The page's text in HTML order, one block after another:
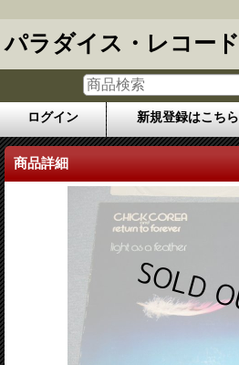
パラダイス・レコード
ログイン 新規登録はこちら
商品詳細